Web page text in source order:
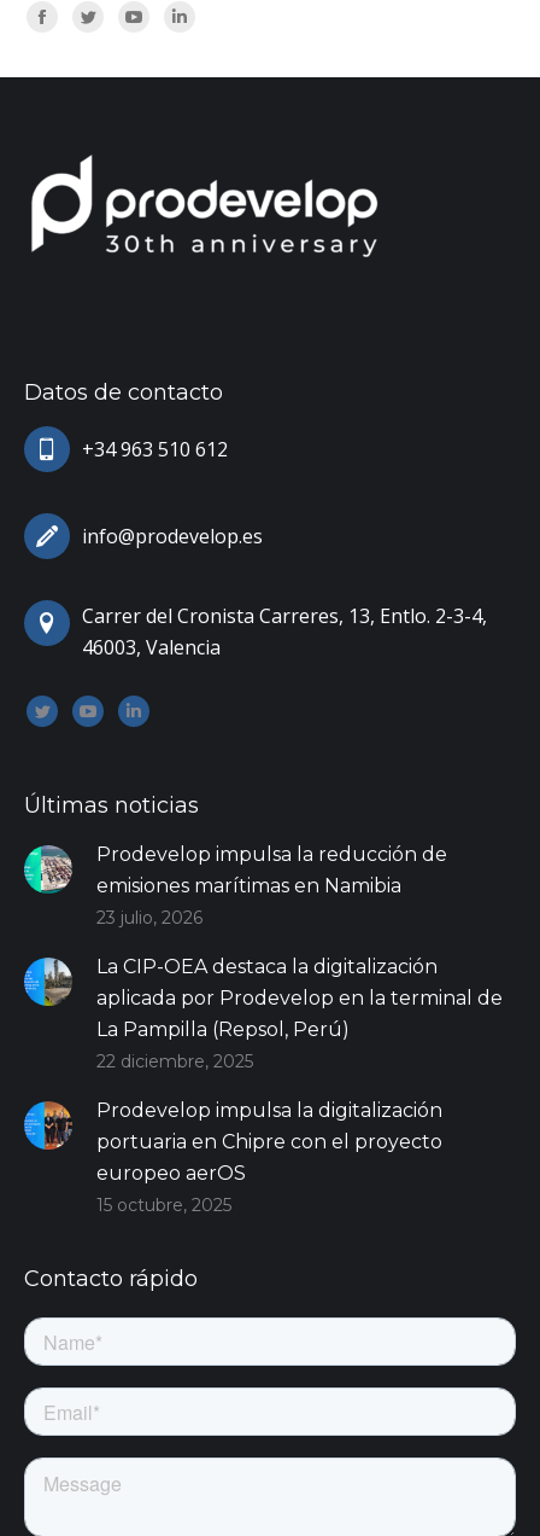
Encuéntranos en:
Facebook
TwitterYouTube
Datos de contacto
+34 963 510 612
info@prodevelop.es
Carrer del Cronista Carreres, 13, Entlo. 2-3-4,
46003, Valencia
Encuéntranos en:
TwitterYouTubeLinkedin
Últimas noticias
Prodevelop impulsa la reducción de
emisiones marítimas en Namibia
23 julio, 2026
La CIP-OEA destaca la digitalización
aplicada por Prodevelop en la terminal de
La Pampilla (Repsol, Perú)
22 diciembre, 2025
Prodevelop impulsa la digitalización
portuaria en Chipre con el proyecto
europeo aerOS
15 octubre, 2025
Contacto rápido